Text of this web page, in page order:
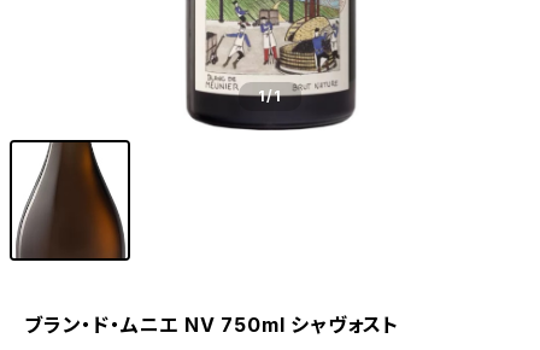
1/1
ブラン・ド・ムニエ NV 750ml シャヴォスト